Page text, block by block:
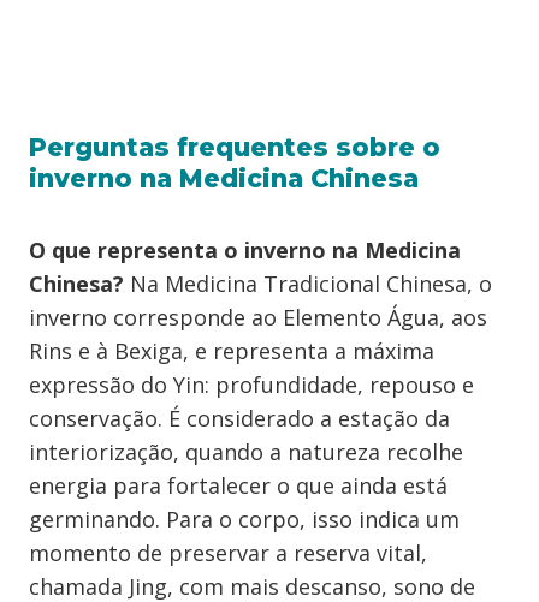
Perguntas frequentes sobre o
inverno na Medicina Chinesa
O que representa o inverno na Medicina
Chinesa? Na Medicina Tradicional Chinesa, o
inverno corresponde ao Elemento Água, aos
Rins e à Bexiga, e representa a máxima
expressão do Yin: profundidade, repouso e
conservação. É considerado a estação da
interiorização, quando a natureza recolhe
energia para fortalecer o que ainda está
germinando. Para o corpo, isso indica um
momento de preservar a reserva vital,
chamada Jing, com mais descanso, sono de